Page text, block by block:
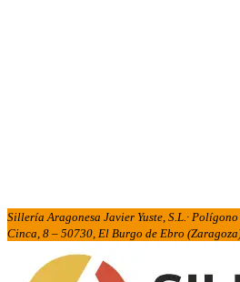
Sillería Aragonesa Javier Yuste, S.L.·
Cinca, 8 – 50730, El Burgo de Ebro